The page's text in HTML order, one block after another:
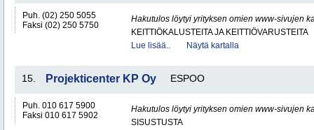
Puh. (02) 250 5055
Faksi (02) 250 5750
Hakutulos löytyi yrityksen omien www-sivujen
KEITTIÖKALUSTEITA JA KEITTIÖVARUSTEITA
Lue lisää..
Näytä kartalla
15. Projekticenter KP Oy ESPOO
Puh. 010 617 5900
Faksi 010 617 5902
Hakutulos löytyi yrityksen omien www-sivujen
SISUSTUSTA